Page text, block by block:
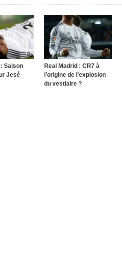
Saison
Jesé
Real Madrid : CR7 à
l’origine de l’explosion
du vestiaire ?